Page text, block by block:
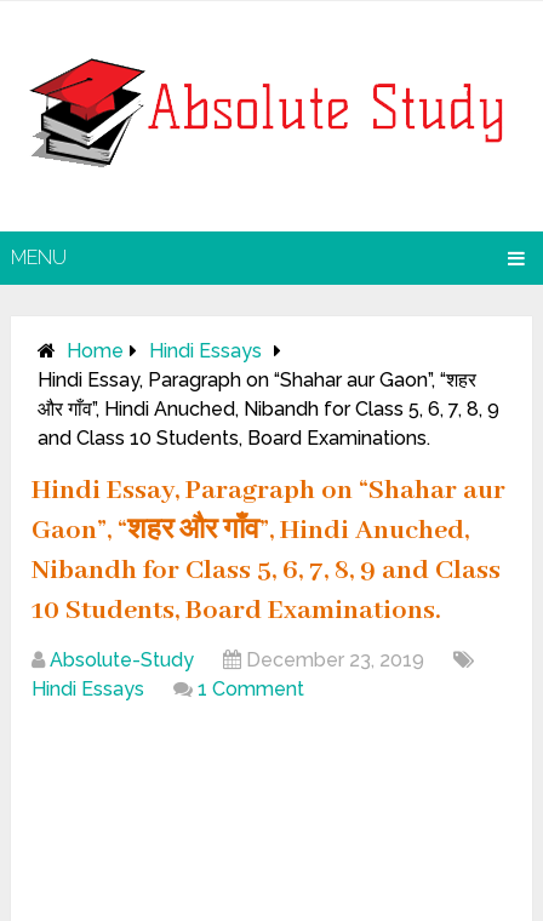
MENU
Home
Hindi Essays
Hindi Essay, Paragraph on “Shahar aur Gaon”, “शहर
और गाँव”, Hindi Anuched, Nibandh for Class 5, 6, 7, 8, 9
and Class 10 Students, Board Examinations.
Hindi Essay, Paragraph on “Shahar aur
Gaon”, “शहर और गाँव”, Hindi Anuched,
Nibandh for Class 5, 6, 7, 8, 9 and Class
10 Students, Board Examinations.
Absolute-Study
December 23, 2019
Hindi Essays
1 Comment